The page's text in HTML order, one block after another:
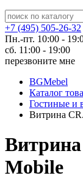
+7 (495) 505-26-32
Пн.-пт. 10:00 -
сб. 11:00 - 19:00
перезвоните мне
BGMebel
Каталог
Гостиные и
Витрина
Mobile